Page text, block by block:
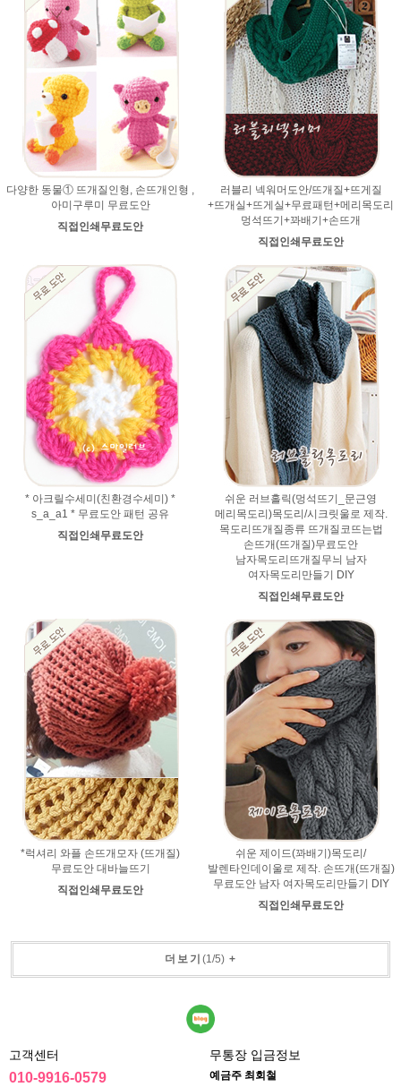
다양한 동물① 뜨개질인형, 손뜨개인형 ,
아미구루미 무료도안
직접인쇄무료도안
러블리 넥워머도안/뜨개질+뜨게질
+뜨개실+뜨게실+무료패턴+메리목도리
멍석뜨기+꽈배기+손뜨개
직접인쇄무료도안
* 아크릴수세미(친환경수세미) *
s_a_a1 * 무료도안 패턴 공유
직접인쇄무료도안
쉬운 러브홀릭(멍석뜨기_문근영
메리목도리)목도리/시크릿울로 제작.
목도리뜨개질종류 뜨개질코뜨는법
손뜨개(뜨개질)무료도안
남자목도리뜨개질무늬 남자
여자목도리만들기 DIY
직접인쇄무료도안
*럭셔리 와플 손뜨개모자 (뜨개질)
무료도안 대바늘뜨기
직접인쇄무료도안
쉬운 제이드(꽈배기)목도리/
발렌타인데이울로 제작. 손뜨개(뜨개질)
무료도안 남자 여자목도리만들기 DIY
직접인쇄무료도안
더보기 (1 /5)+
고객센터
010-9916-0579
무통장 입금정보
예금주 최회철